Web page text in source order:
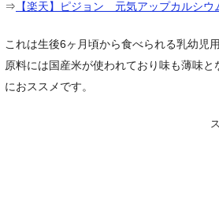
⇒ 【楽天】ピジョン 元気アップカルシ
これは生後6ヶ月頃から食べられる乳幼児
原料には国産米が使われており味も薄味
におススメです。